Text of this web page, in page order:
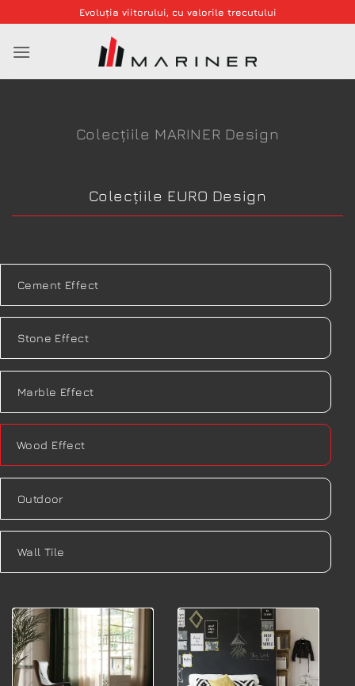
to
content
Evoluția viitorului, cu valorile trecutului
Colecțiile MARINER Design
Colecțiile EURO Design
Cement Effect
Stone Effect
Marble Effect
Wood Effect
Outdoor
Wall Tile